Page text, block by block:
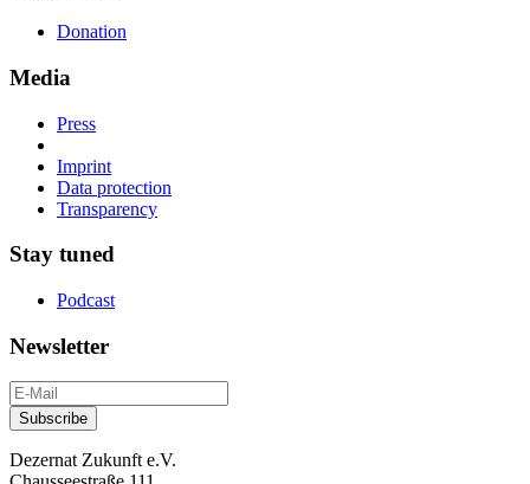
Donation
Media
Press
Imprint
Data protection
Transparency
Stay tuned
Podcast
Newsletter
Dezernat Zukunft e.V.